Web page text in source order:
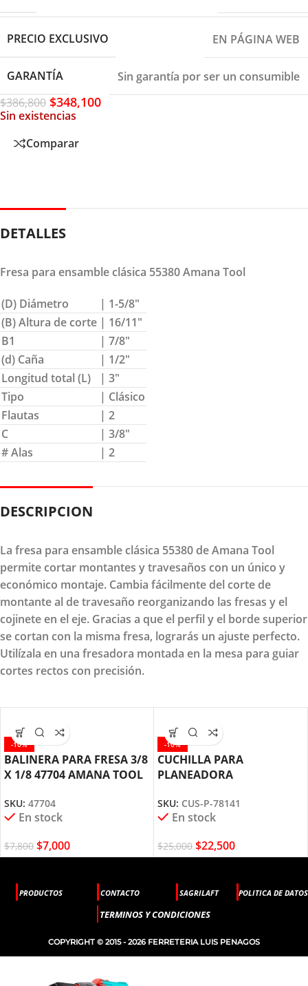
PRECIO EXCLUSIVO EN PÁGINA WEB
GARANTÍA
Sin garantía por ser un consumible
$386,800 $348,100
Sin existencias
Comparar
DETALLES
Fresa para ensamble clásica 55380 Amana Tool
(D) Diámetro
| 1-5/8″
(B) Altura de corte | 16/11″
B1
| 7/8″
(d) Caña
| 1/2″
Longitud total (L)
| 3″
Tipo
| Clásico
Flautas
| 2
C
| 3/8″
# Alas
| 2
DESCRIPCION
La fresa para ensamble clásica 55380 de Amana Tool
permite cortar montantes y travesaños con un único y
económico montaje. Cambia fácilmente del corte de
montante al de travesaño reorganizando las fresas y el
cojinete en el eje. Gracias a que el perfil y el borde superior
se cortan con la misma fresa, lograrás un ajuste perfecto.
Utilízala en una fresadora montada en la mesa para guiar
cortes rectos con precisión.
-10%
BALINERA PARA FRESA 3/8
X 1/8 47704 AMANA TOOL
SKU: 47704
En stock
$7,800 $7,000
-10%
CUCHILLA PARA
PLANEADORA
AMANA TOOL
SKU: CUS-P-78141
En stock
$25,000 $22,500
PRODUCTOS CONTACTO SAGRILAFT POLITICA DE DATOS
TERMINOS Y CONDICIONES
COPYRIGHT © 2015 - 2026 FERRETERIA LUIS PENAGOS